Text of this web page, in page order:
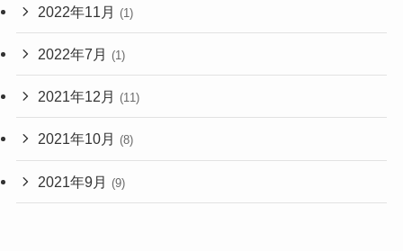
2022年11月 (1)
2022年7月 (1)
2021年12月 (11)
2021年10月 (8)
2021年9月 (9)